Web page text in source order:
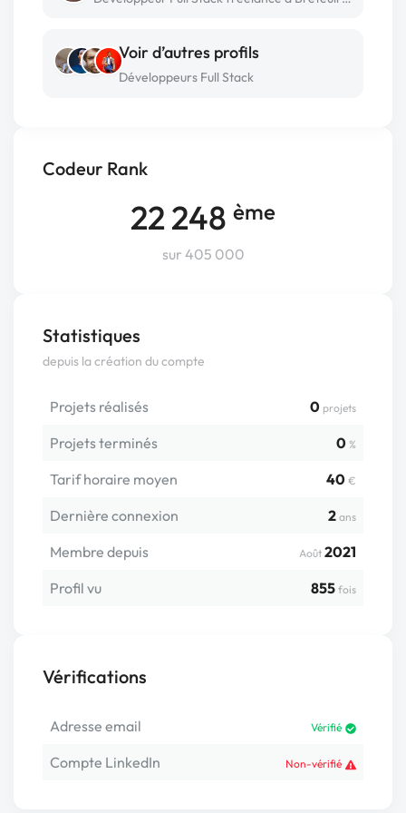
Codeur Rank
22 248 ème
sur 405 000
Statistiques
depuis la création du compte
Projets réalisés 0 projets
Projets terminés 0 %
Tarif horaire moyen 40 €
Dernière connexion 2 ans
Membre depuis Août 2021
Profil vu
855 fois
Vérifications
Adresse email Vérifié
Compte LinkedIn Non-vérifié
Voir d’autres profils
Développeurs Full Stack